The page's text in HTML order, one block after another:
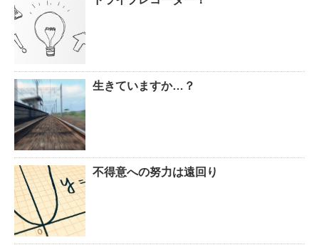
生きていますか…？
不得意への努力は遠回り